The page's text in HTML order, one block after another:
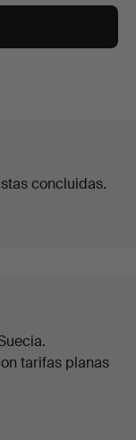
concluidas.
tarifas planas